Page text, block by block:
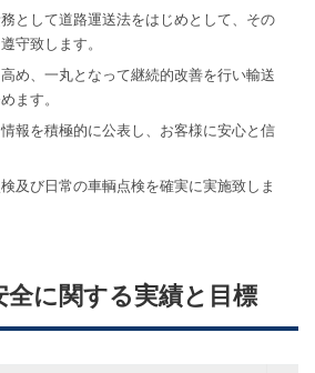
として道路運送法をはじめとして、その
守致します。
め、一丸となって継続的改善を行い輸送
ます。
報を積極的に公表し、お客様に安心と信
及び日常の車輌点検を確実に実施致しま
に関する実績と目標